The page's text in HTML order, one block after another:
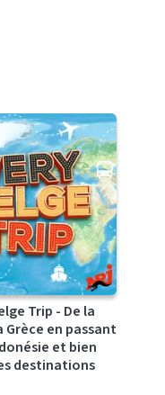
Trip - De la
Grèce en passant
et bien
destinations